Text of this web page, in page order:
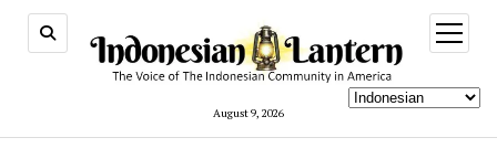
August 9, 2026
open
menu